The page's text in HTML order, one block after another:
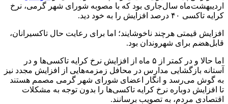
اردیبهشت‌ماه سال‌جاری بود که با مصوبه شورای شهر گرمی، نرخ
کرایه تاکسی ۴۰ درصد افزایش را به خود دید.
افزایش قیمتی هرچند ناخوشایند؛ اما برای رعایت حال تاکسیرانان،
قابل‌هضم برای شهروندان بود.
اما حالا و در کمتر از ۵ ماه از افزایش نرخ کرایه تاکسی‌ها و در
آستانه بازگشایی مدارس در محافل زمزمه‌هایی از افزایش مجدد نیز
به گوش می‌رسد و انگار اعضای شورای شهر گرمی مصمم هستند
تا افزایش دوباره نرخ کرایه تاکسی‌ها را بدون توجه به مشکلات
اقتصادی مردم، به تصویب برسانند.